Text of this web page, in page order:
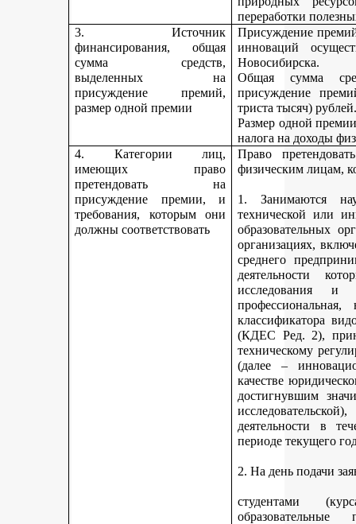
переработки
3. Источник
финансирования, общая
сумма средств,
выделенных на
присуждение премий,
размер одной премии
Присуждение
инноваций
Новосибирска.
Общая сумма
присуждение
триста тысяч)
Размер одной
налога на доходы
4. Категории лиц,
имеющих право
претендовать на
присуждение премии, и
требования, которым они
должны соответствовать
Право
физическим лицам,
1. Занимаются
технической или
образовательных
организациях,
среднего
деятельности
исследования и
классификатора
(КДЕС Ред. 2),
техническому
(далее –
качестве
достигнувшим
деятельности в
периоде текущего
2. На день подачи
студентами
образовательные